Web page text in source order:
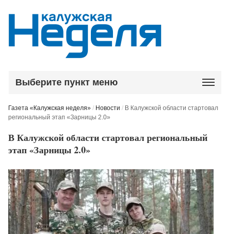
Выберите пункт меню
Газета «Калужская неделя» / Новости / В Калужской области стартовал
региональный этап «Зарницы 2.0»
В Калужской области стартовал региональный
этап «Зарницы 2.0»